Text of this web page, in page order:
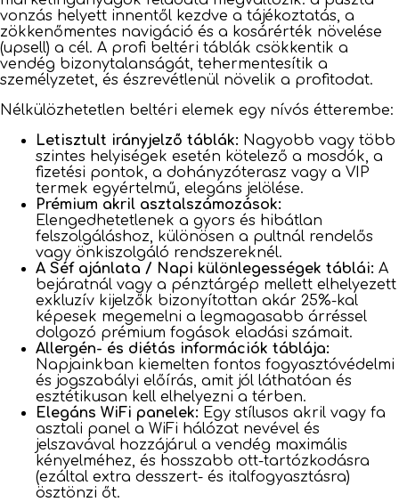
vonzás helyett innentől kezdve a tájékoztatás, a
zökkenőmentes navigáció és a kosárérték növelése
(upsell) a cél. A profi beltéri táblák csökkentik a
vendég bizonytalanságát, tehermentesítik a
személyzetet, és észrevétlenül növelik a profitodat.
Nélkülözhetetlen beltéri elemek egy nívós étterembe:
Letisztult irányjelző táblák: Nagyobb vagy több
szintes helyiségek esetén kötelező a mosdók, a
fizetési pontok, a dohányzóterasz vagy a VIP
termek egyértelmű, elegáns jelölése.
Prémium akril asztalszámozások:
Elengedhetetlenek a gyors és hibátlan
felszolgáláshoz, különösen a pultnál rendelős
vagy önkiszolgáló rendszereknél.
A Séf ajánlata / Napi különlegességek táblái: A
bejáratnál vagy a pénztárgép mellett elhelyezett
exkluzív kijelzők bizonyítottan akár 25%-kal
képesek megemelni a legmagasabb árréssel
dolgozó prémium fogások eladási számait.
Allergén- és diétás információk táblája:
Napjainkban kiemelten fontos fogyasztóvédelmi
és jogszabályi előírás, amit jól láthatóan és
esztétikusan kell elhelyezni a térben.
Elegáns WiFi panelek: Egy stílusos akril vagy fa
asztali panel a WiFi hálózat nevével és
jelszavával hozzájárul a vendég maximális
kényelméhez, és hosszabb ott-tartózkodásra
(ezáltal extra desszert- és italfogyasztásra)
ösztönzi őt.